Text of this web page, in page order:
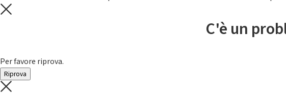
C'è un
Per favore riprova.
Riprova